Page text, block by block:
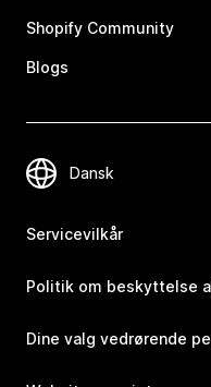
Shopify Community
Blogs
Servicevilkår
Politik om beskyttelse
Dine valg vedrørende